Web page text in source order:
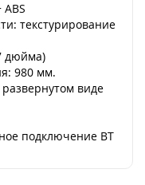
текстурирование
дюйма)
980 мм.
виде
подключение BT